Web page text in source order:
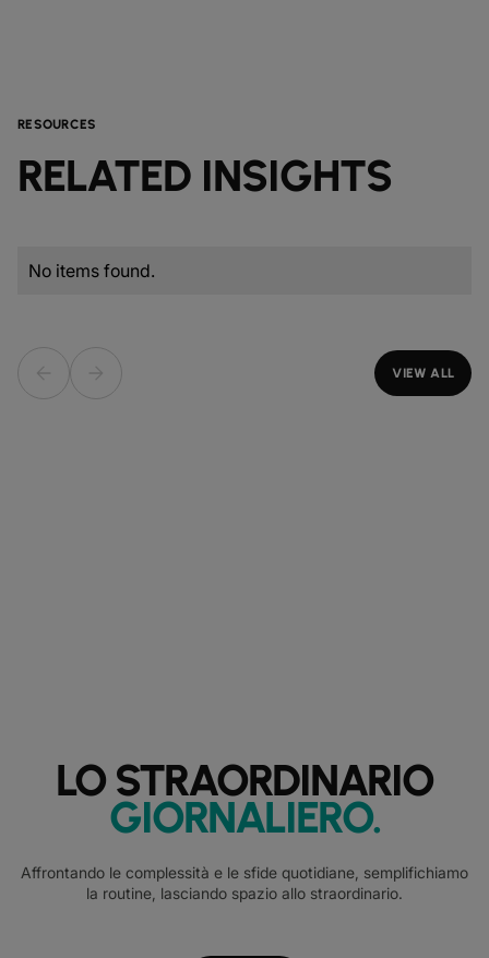
RESOURCES
RELATED INSIGHTS
No items found.
VIEW ALL
LO STRAORDINARIO
GIORNALIERO.
Affrontando le complessità e le sfide quotidiane, semplifichiamo
la routine, lasciando spazio allo straordinario.